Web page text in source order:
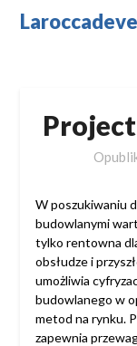
Skip
W poszukiwaniu
budowlanymi
tylko rentowna
obsłudze i
umożliwia
budowlanego w
metod na rynku.
zapewnia